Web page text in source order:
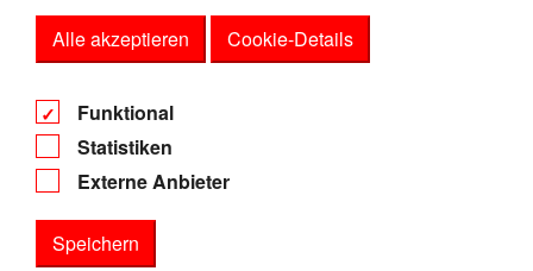
Alle akzeptieren Cookie-Details
Funktional
Statistiken
Externe Anbieter
Speichern
Impressum